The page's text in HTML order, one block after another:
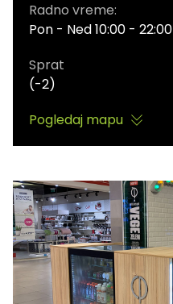
Radno vreme:
Pon - Ned 10:00 - 22:00
Sprat
(-2)
Pogledaj mapu